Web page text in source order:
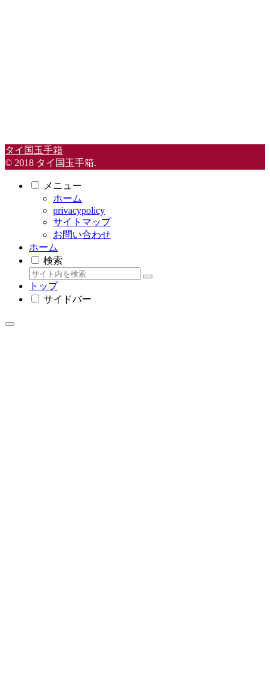
タイ国玉手箱
© 2018 タイ国玉手箱.
メニュー
ホーム
privacypolicy
サイトマップ
お問い合わせ
ホーム
検索
トップ
サイドバー